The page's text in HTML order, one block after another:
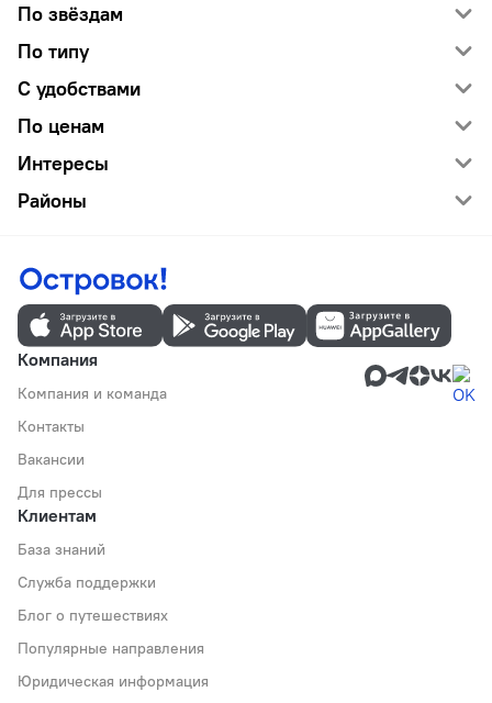
По звёздам
По типу
С удобствами
По ценам
Интересы
Районы
Компания
Компания и команда
Контакты
Вакансии
Для прессы
Клиентам
База знаний
Служба поддержки
Блог о путешествиях
Популярные направления
Юридическая информация